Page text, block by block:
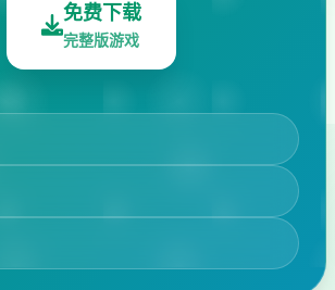
免费下载
完整版游戏